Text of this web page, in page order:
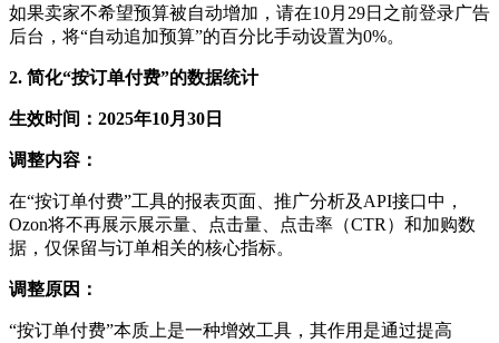
如果卖家不希望预算被自动增加，请在10月29日之前登录广告
后台，将“自动追加预算”的百分比手动设置为0%。
2. 简化“按订单付费”的数据统计
生效时间： 2025年10月30日
调整内容：
在“按订单付费”工具的报表页面、推广分析及API接口中，
Ozon将不再展示展示量、点击量、点击率（CTR）和加购数
据，仅保留与订单相关的核心指标。
调整原因：
“按订单付费”本质上是一种增效工具，其作用是通过提高